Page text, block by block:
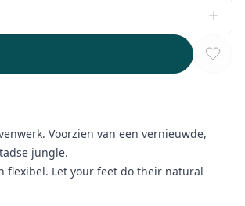
Voorzien van een vernieuwde,
jungle.
flexibel. Let your feet do their natural